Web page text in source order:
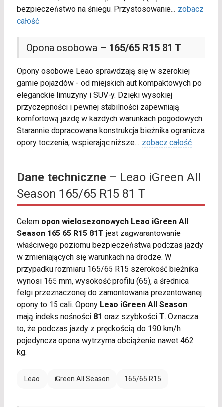
bezpieczeństwo na śniegu. Przystosowanie... zobacz
całość
Opona osobowa – 165/65 R15 81 T
Opony osobowe Leao sprawdzają się w szerokiej
gamie pojazdów - od miejskich aut kompaktowych po
eleganckie limuzyny i SUV-y. Dzięki wysokiej
przyczepności i pewnej stabilności zapewniają
komfortową jazdę w każdych warunkach pogodowych.
Starannie dopracowana konstrukcja bieżnika ogranicza
opory toczenia, wspierając niższe... zobacz całość
Dane techniczne– Leao iGreen All
Season 165/65 R15 81 T
Celem opon wielosezonowych Leao iGreen All
Season 165 65 R15 81T jest zagwarantowanie
właściwego poziomu bezpieczeństwa podczas jazdy
w zmieniających się warunkach na drodze. W
przypadku rozmiaru 165/65 R15 szerokość bieżnika
wynosi 165 mm, wysokość profilu (65), a średnica
felgi przeznaczonej do zamontowania prezentowanej
opony to 15 cali. Opony Leao iGreen All Season
mają indeks nośności 81 oraz szybkości T. Oznacza
to, że podczas jazdy z prędkością do 190 km/h
pojedyncza opona wytrzyma obciążenie nawet 462
kg.
Leao iGreen All Season 165/65 R15